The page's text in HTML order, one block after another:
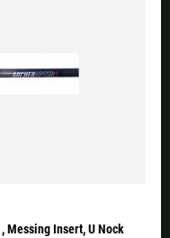
Messing Insert, U Nock